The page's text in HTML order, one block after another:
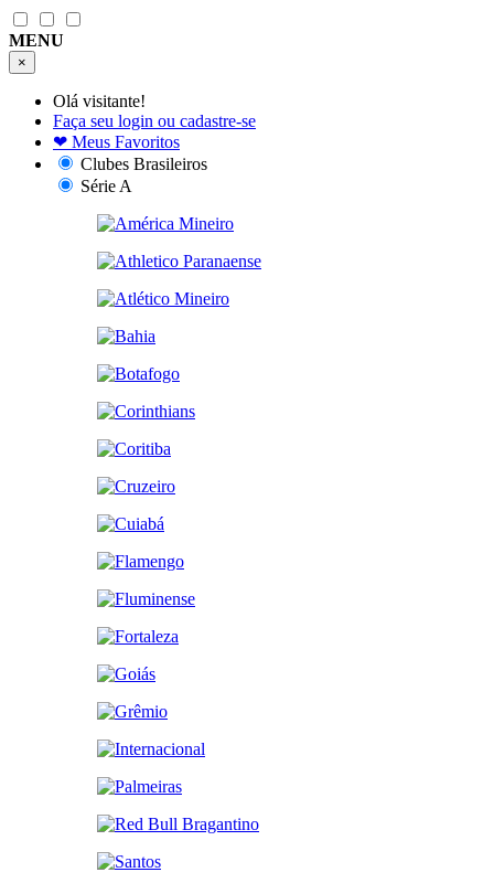
MENU
×
Olá visitante!
Faça seu login ou cadastre-se
❤ Meus Favoritos
Clubes Brasileiros
Série A